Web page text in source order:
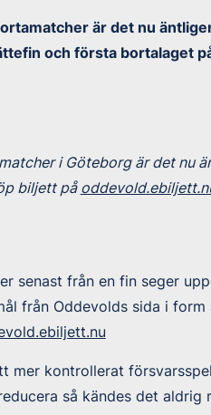
är det nu
och första bortalaget
i Göteborg är det nu
biljett på
senast från en fin seger
från Oddevolds sida i
mer kontrollerat
så kändes det